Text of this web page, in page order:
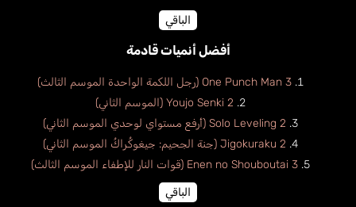
الباقي
أفضل أنميات قادمة
One Punch Man 3 (رجل اللكمة الواحدة الموسم الثالث)
Youjo Senki 2 (الموسم الثاني)
Solo Leveling 2 (أرفع مستواي لوحدي الموسم الثاني)
Jigokuraku 2 (جنة الجحيم: جيغوكُراكُ الموسم الثاني)
Enen no Shouboutai 3 (قوات النار للإطفاء الموسم الثالث)
الباقي